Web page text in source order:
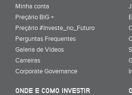
Minha conta
Preçário BiG +
Preçário #Investe_no_Futuro
Perguntas Frequentes
Galeria de Vídeos
Carreiras
Corporate Governance
ONDE E COMO INVESTIR